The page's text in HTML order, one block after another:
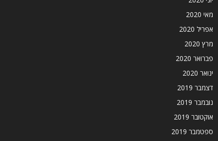
מאי 2020
אפריל 2020
מרץ 2020
פברואר 2020
ינואר 2020
דצמבר 2019
נובמבר 2019
אוקטובר 2019
ספטמבר 2019